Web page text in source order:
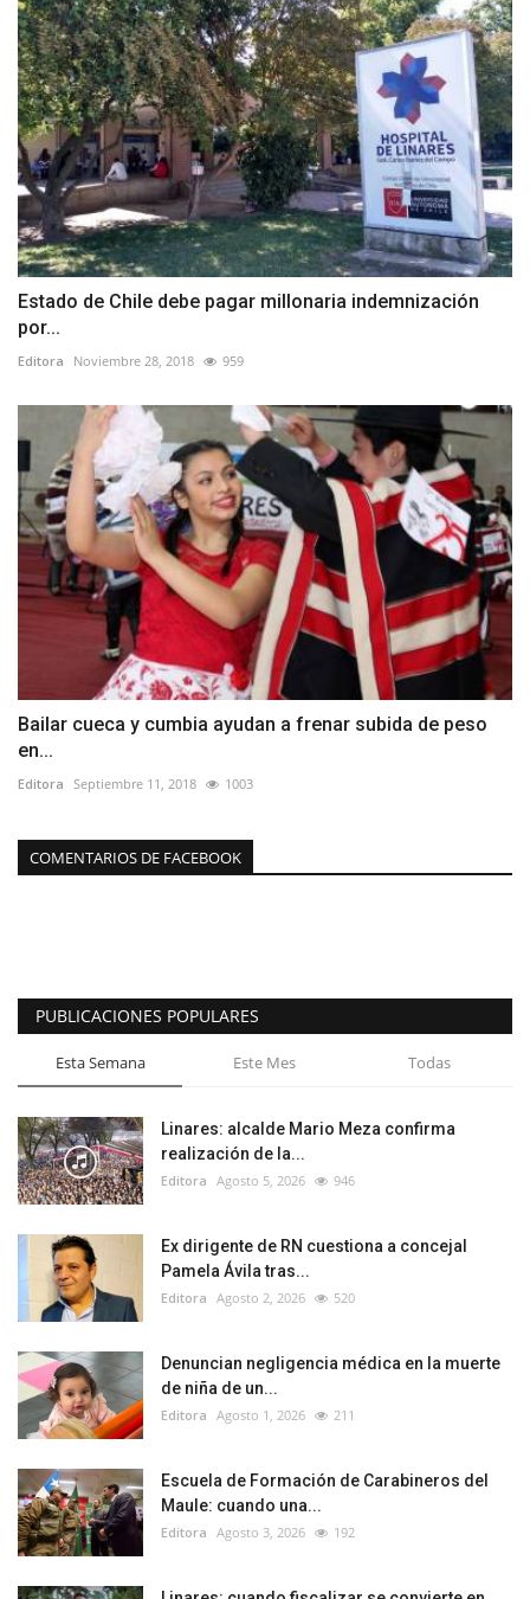
Estado de Chile debe pagar millonaria indemnización
por...
Editora Noviembre 28, 2018 959
Bailar cueca y cumbia ayudan a frenar subida de peso
en...
Editora Septiembre 11, 2018 1003
COMENTARIOS DE FACEBOOK
PUBLICACIONES POPULARES
Esta Semana Este Mes Todas
Linares: alcalde Mario Meza confirma
realización de la...
Editora Agosto 5, 2026 946
Ex dirigente de RN cuestiona a concejal
Pamela Ávila tras...
Editora Agosto 2, 2026 520
Denuncian negligencia médica en la muerte
de niña de un...
Editora Agosto 1, 2026 211
Escuela de Formación de Carabineros del
Maule: cuando una...
Editora Agosto 3, 2026 192